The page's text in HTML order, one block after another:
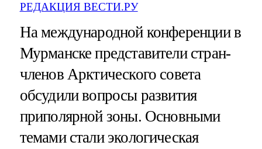
РЕДАКЦИЯ ВЕСТИ.РУ
На международной конференции в
Мурманске представители стран-
членов Арктического совета
обсудили вопросы развития
приполярной зоны. Основными
темами стали экологическая